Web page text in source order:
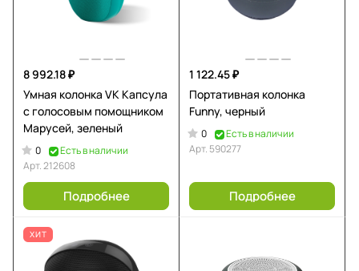
8 992.18 ₽
Умная колонка VK Капсула
с голосовым помощником
Марусей, зеленый
0
Есть в наличии
Арт.212608
Подробнее
1 122.45 ₽
Портативная колонка
Funny, черный
0
Есть в наличии
Арт. 590277
Подробнее
ХИТ